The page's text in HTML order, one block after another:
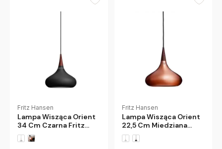
Fritz Hansen
Lampa Wisząca Orient
34 Cm Czarna Fritz
Hansen
Fritz Hansen
Lampa Wisząca Orient
22,5 Cm Miedziana
Fritz Hansen